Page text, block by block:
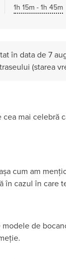
1h 15m - 1h 45m
în data de 7
(starea
cea mai celebră
cum am
în cazul în care
de